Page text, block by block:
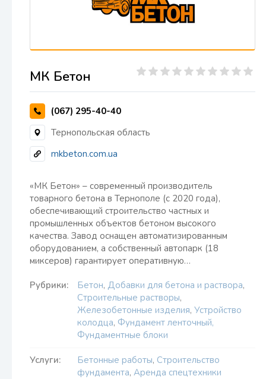
МК Бетон
(067) 295-40-40
Тернопольская область
mkbeton.com.ua
«МК Бетон» – современный производитель
товарного бетона в Тернополе (с 2020 года),
обеспечивающий строительство частных и
промышленных объектов бетоном высокого
качества. Завод оснащен автоматизированным
оборудованием, а собственный автопарк (18
миксеров) гарантирует оперативную…
Рубрики: Бетон, Добавки для бетона и раствора,
Строительные растворы,
Железобетонные изделия, Устройство
колодца, Фундамент ленточный,
Фундаментные блоки
Услуги: Бетонные работы, Строительство
фундамента, Аренда спецтехники